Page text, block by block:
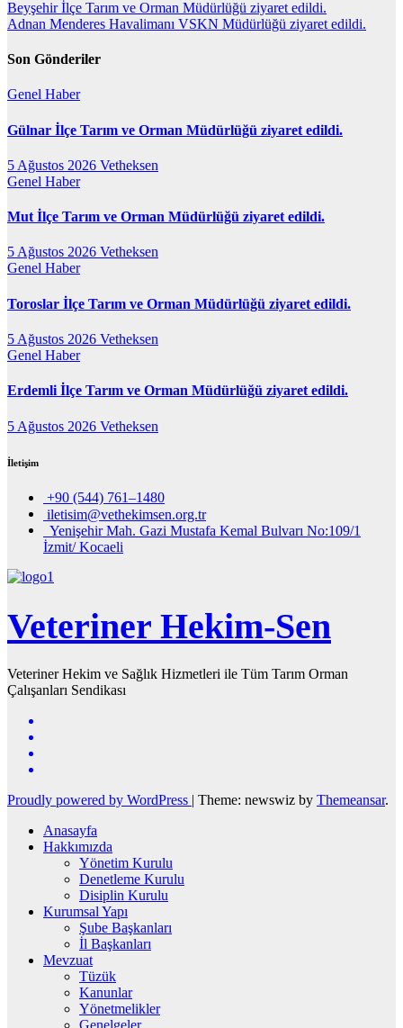
Yazı
gezinmesi
Beyşehir İlçe Tarım ve Orman Müdürlüğü ziyaret edildi.
Adnan Menderes Havalimanı VSKN Müdürlüğü ziyaret edildi.
Son Gönderiler
Genel Haber
Gülnar İlçe Tarım ve Orman Müdürlüğü ziyaret edildi.
5 Ağustos 2026 Vetheksen
Genel Haber
Mut İlçe Tarım ve Orman Müdürlüğü ziyaret edildi.
5 Ağustos 2026 Vetheksen
Genel Haber
Toroslar İlçe Tarım ve Orman Müdürlüğü ziyaret edildi.
5 Ağustos 2026 Vetheksen
Genel Haber
Erdemli İlçe Tarım ve Orman Müdürlüğü ziyaret edildi.
5 Ağustos 2026 Vetheksen
İletişim
+90 (544) 761–1480
iletisim@vethekimsen.org.tr
Yenişehir Mah. Gazi Mustafa Kemal Bulvarı No:109/1
İzmit/ Kocaeli
Veteriner Hekim-Sen
Veteriner Hekim ve Sağlık Hizmetleri ile Tüm Tarım Orman
Çalışanları Sendikası
Proudly powered by WordPress | Theme: newswiz by Themeansar.
Anasayfa
Hakkımızda
Yönetim Kurulu
Denetleme Kurulu
Disiplin Kurulu
Kurumsal Yapı
Şube Başkanları
İl Başkanları
Mevzuat
Tüzük
Kanunlar
Yönetmelikler